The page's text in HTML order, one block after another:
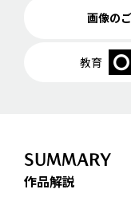
画像の
教育
SUMMARY
作品解説